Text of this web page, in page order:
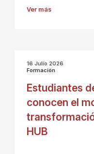
Ver más
16 Julio 2026
Formación
Estudiantes
conocen el
HUB